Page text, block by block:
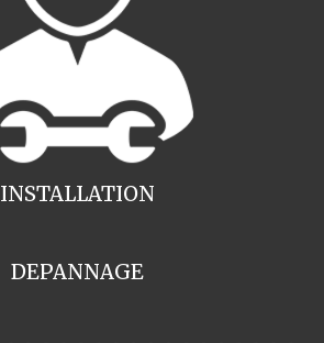
INSTALLATION
DEPANNAGE